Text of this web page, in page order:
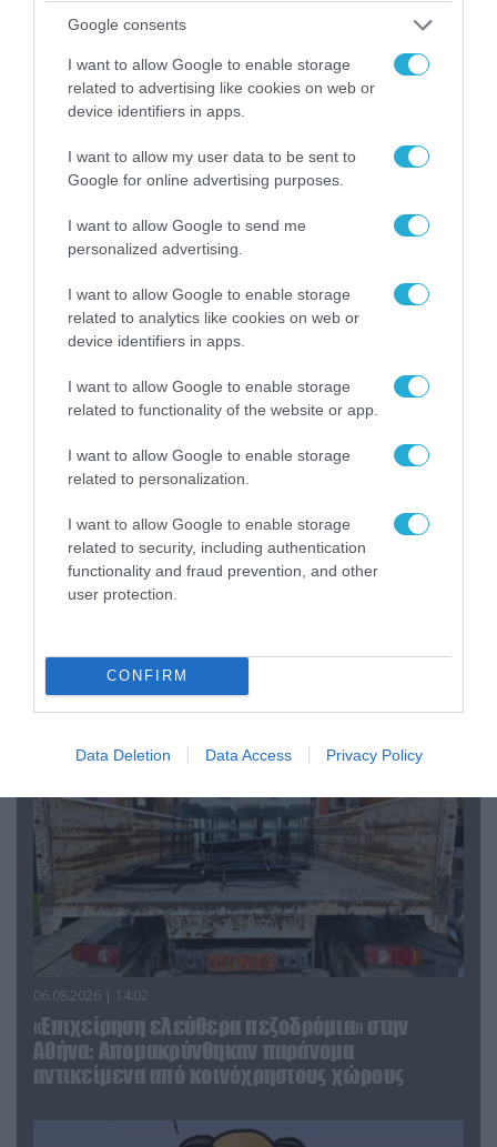
Google consents
I want to allow Google to enable storage
related to advertising like cookies on web or
device identifiers in apps.
I want to allow my user data to be sent to
Google for online advertising purposes.
I want to allow Google to send me
personalized advertising.
I want to allow Google to enable storage
related to analytics like cookies on web or
device identifiers in apps.
I want to allow Google to enable storage
related to functionality of the website or app.
I want to allow Google to enable storage
related to personalization.
I want to allow Google to enable storage
related to security, including authentication
functionality and fraud prevention, and other
user protection.
CONFIRM
Data Deletion Data Access Privacy Policy
08.08.2026 | 09:02
«Η απόλυτη τραγωδία»: Η «αιχμηρή» ανάρτηση
07.08.2026 | 20:02
Κωνσταντίνο Ζούλα από τον ΣΚΑΪ – Ο λόγος της
απομάκρυνσής του
06.08.2026 | 14:02
«Επιχείρηση ελεύθερα πεζοδρόμια» στην
Αθήνα: Απομακρύνθηκαν παράνομα
αντικείμενα από κοινόχρηστους χώρους